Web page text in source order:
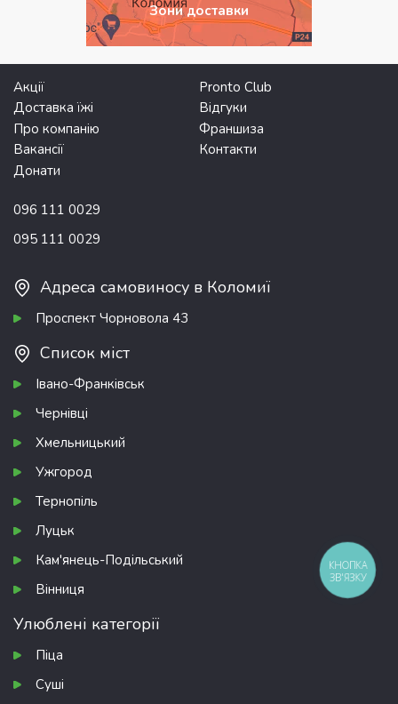
Зони доставки
Акції
Pronto Club
Доставка їжі
Відгуки
Про компанію
Франшиза
Вакансії
Контакти
Донати
096 111 0029
095 111 0029
Адреса самовиносу в Коломиї
Проспект Чорновола 43
Список міст
Івано-Франківськ
Чернівці
Хмельницький
Ужгород
Тернопіль
Луцьк
Кам'янець-Подільський
Вінниця
Улюблені категорії
Піца
Суші
КНОПКА
ЗВ'ЯЗКУ